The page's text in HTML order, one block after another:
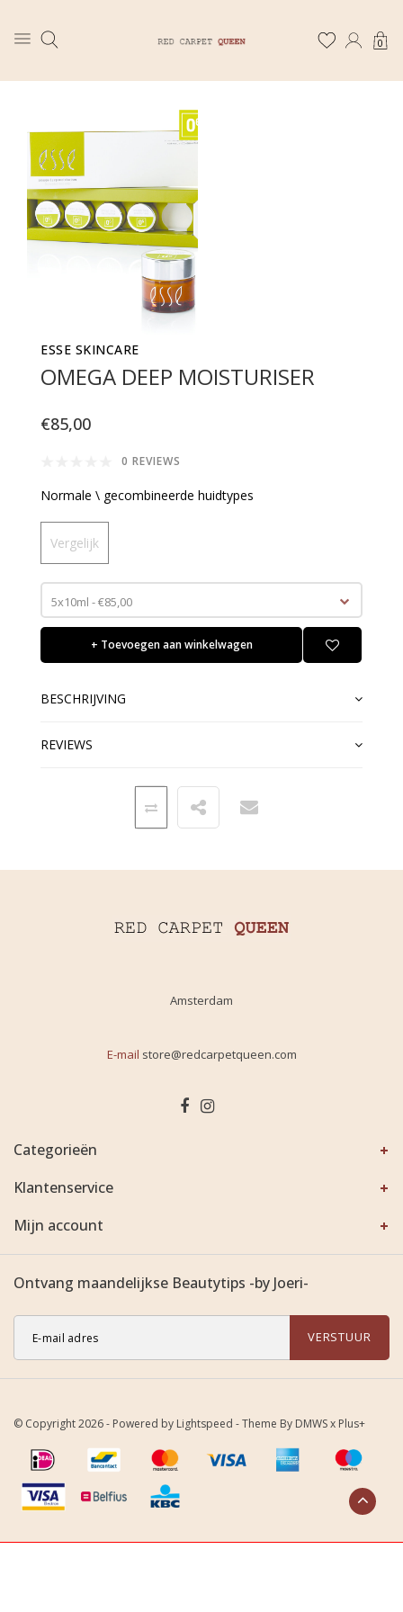
0
ESSE SKINCARE
OMEGA DEEP MOISTURISER
€85,00
0 REVIEWS
Normale \ gecombineerde huidtypes
Vergelijk
5x10ml - €85,00
+ Toevoegen aan winkelwagen
BESCHRIJVING
REVIEWS
Amsterdam
E-mail store@redcarpetqueen.com
Categorieën
Klantenservice
Mijn account
Ontvang maandelijkse Beautytips -by Joeri-
VERSTUUR
© Copyright 2026 - Powered by Lightspeed - Theme By DMWSx Plus+